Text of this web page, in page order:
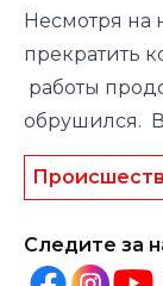
Несмотря на
прекратить
работы
обрушился.
Следите за